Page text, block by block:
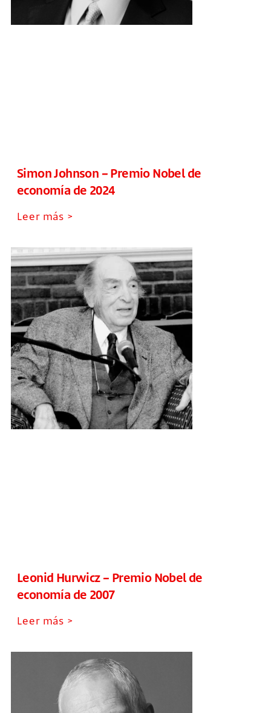
Simon Johnson – Premio Nobel de
economía de 2024
Leer más >
Leonid Hurwicz – Premio Nobel de
economía de 2007
Leer más >